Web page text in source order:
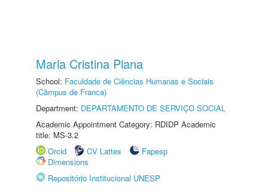
Maria Cristina Piana
School: Faculdade de Ciências Humanas e Sociais
(Câmpus de Franca)
Department: DEPARTAMENTO DE SERVIÇO SOCIAL
Academic Appointment Category: RDIDP Academic
title: MS-3.2
Orcid
CV Lattes
Fapesp
Dimensions
Repositório Institucional UNESP